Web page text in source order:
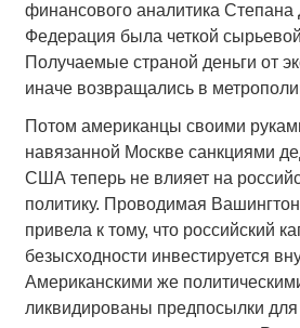
финансового аналитика
Федерация была четкой
Получаемые страной деньги от
иначе возвращались в
Потом американцы своими
навязанной Москве санкциями
США теперь не влияет на
политику. Проводимая
привела к тому, что российский
безысходности инвестируется
Американскими же
ликвидированы предпосылки